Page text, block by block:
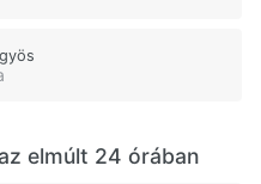
elmúlt 24 órában